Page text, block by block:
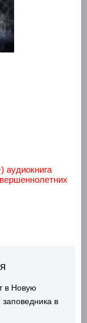
аудиокнига
в Новую
в